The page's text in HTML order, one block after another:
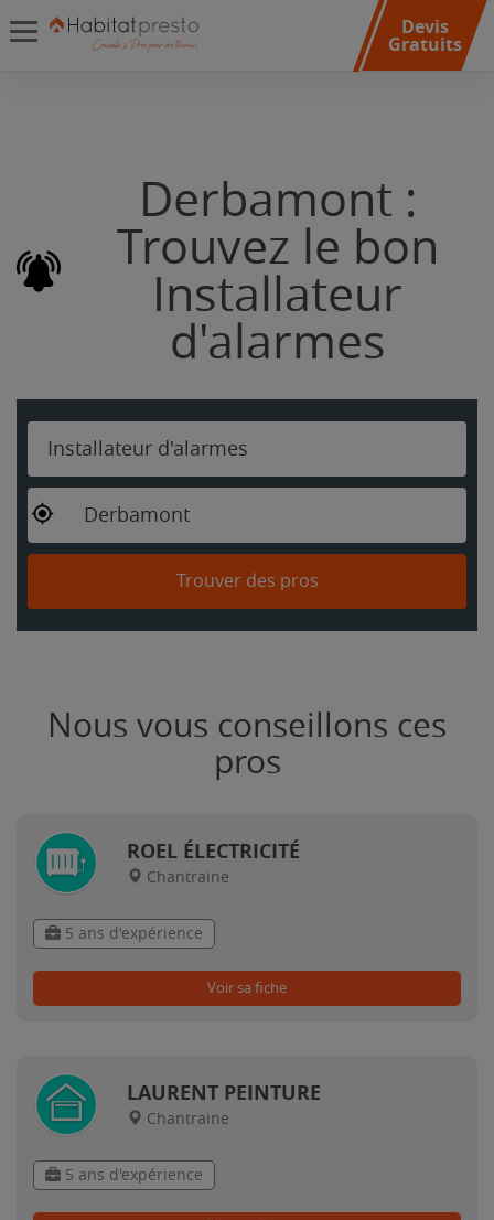
Devis
Gratuits
Derbamont :
Trouvez le bon
Installateur
d'alarmes
Installateur d'alarmes
Derbamont
Trouver des pros
Nous vous conseillons ces
pros
ROEL ÉLECTRICITÉ
Chantraine
5 ans d'expérience
Voir sa fiche
LAURENT PEINTURE
Chantraine
5 ans d'expérience